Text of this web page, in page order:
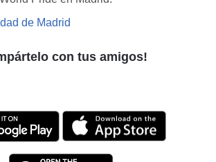
de Madrid
con tus amigos!